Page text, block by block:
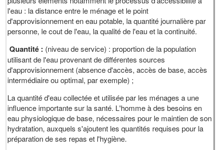
l'eau : la distance entre le ménage et le point
d'approvisionnement en eau potable, la quantité journalière par
personne, le cout de l'eau, la qualité de l'eau et la continuité.
Quantité : (niveau de service) : proportion de la population
utilisant de l'eau provenant de différentes sources
d'approvisionnement (absence d'accès, accès de base, accès
intermédiaire ou optimal, par exemple) ;
La quantité d'eau collectée et utilisée par les ménages a une
influence importante sur la santé. L'homme à des besoins en
eau physiologique de base, nécessaires pour le maintien de son
hydratation, auxquels s'ajoutent les quantités requises pour la
préparation de ses repas et l'hygiène.